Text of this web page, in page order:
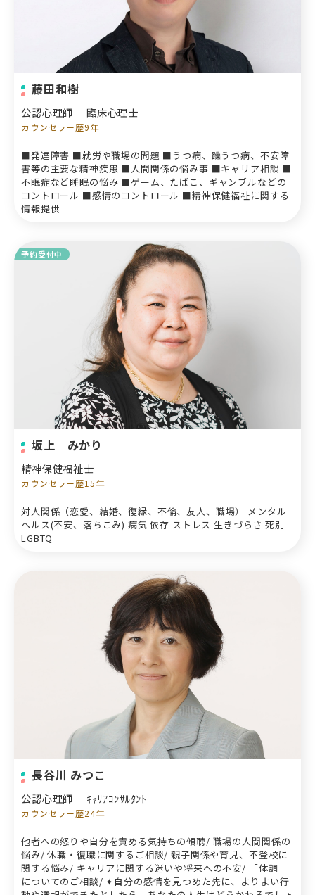
藤田和樹
公認心理師 臨床心理士
カウンセラー歴9年
■発達障害 ■就労や職場の問題 ■うつ病、躁うつ病、不安障
害等の主要な精神疾患 ■人間関係の悩み事 ■キャリア相談 ■
不眠症など睡眠の悩み ■ゲーム、たばこ、ギャンブルなどの
コントロール ■感情のコントロール ■精神保健福祉に関する
情報提供
予約受付中
坂上 みかり
精神保健福祉士
カウンセラー歴15年
対人関係（恋愛、結婚、復縁、不倫、友人、職場） メンタル
ヘルス(不安、落ちこみ) 病気 依存 ストレス 生きづらさ 死別
LGBTQ
長谷川 みつこ
公認心理師 ｷｬﾘｱｺﾝｻﾙﾀﾝﾄ
カウンセラー歴24年
他者への怒りや自分を責める気持ちの傾聴/ 職場の人間関係の
悩み/ 休職・復職に関するご相談/ 親子関係や育児、不登校に
関する悩み/ キャリアに関する迷いや将来への不安/ 「体調」
についてのご相談/ ✦自分の感情を見つめた先に、よりよい行